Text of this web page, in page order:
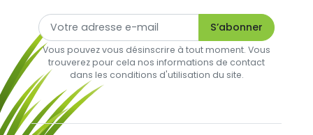
Vous pouvez vous désinscrire à tout moment. Vous
trouverez pour cela nos informations de contact
dans les conditions d'utilisation du site.